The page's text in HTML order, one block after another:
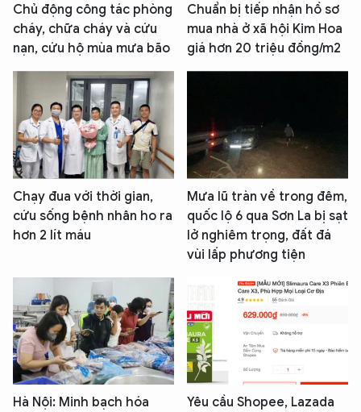
Chủ động công tác phòng
cháy, chữa cháy và cứu
nạn, cứu hộ mùa mưa bão
Chuẩn bị tiếp nhận hồ sơ
mua nhà ở xã hội Kim Hoa
giá hơn 20 triệu đồng/m2
Chạy đua với thời gian,
cứu sống bệnh nhân ho ra
hơn 2 lít máu
Mưa lũ tràn về trong đêm,
quốc lộ 6 qua Sơn La bị sạt
lở nghiêm trọng, đất đá
vùi lấp phương tiện
Hà Nội: Minh bạch hóa
Yêu cầu Shopee, Lazada